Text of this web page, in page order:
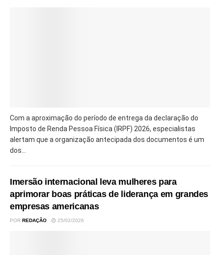
Com a aproximação do período de entrega da declaração do
Imposto de Renda Pessoa Física (IRPF) 2026, especialistas
alertam que a organização antecipada dos documentos é um
dos...
Imersão internacional leva mulheres para
aprimorar boas práticas de liderança em grandes
empresas americanas
POR REDAÇÃO 25/02/2026